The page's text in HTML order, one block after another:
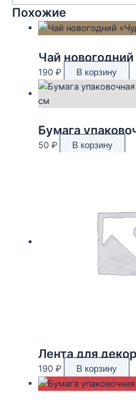
Похожие
Чай
190 ₽ В корзину
50 ₽ В корзину
190 ₽ В корзину